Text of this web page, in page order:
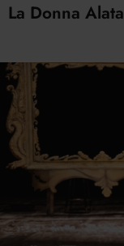
La Donna